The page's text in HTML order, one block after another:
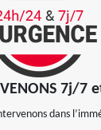
7j/7
dans